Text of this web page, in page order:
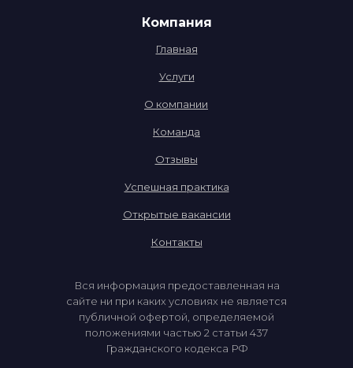
Компания
Главная
Услуги
О компании
Команда
Отзывы
Успешная практика
Открытые вакансии
Контакты
Вся информация предоставленная на
сайте ни при каких условиях не является
публичной офертой, определяемой
положениями частью 2 статьи 437
Гражданского кодекса РФ